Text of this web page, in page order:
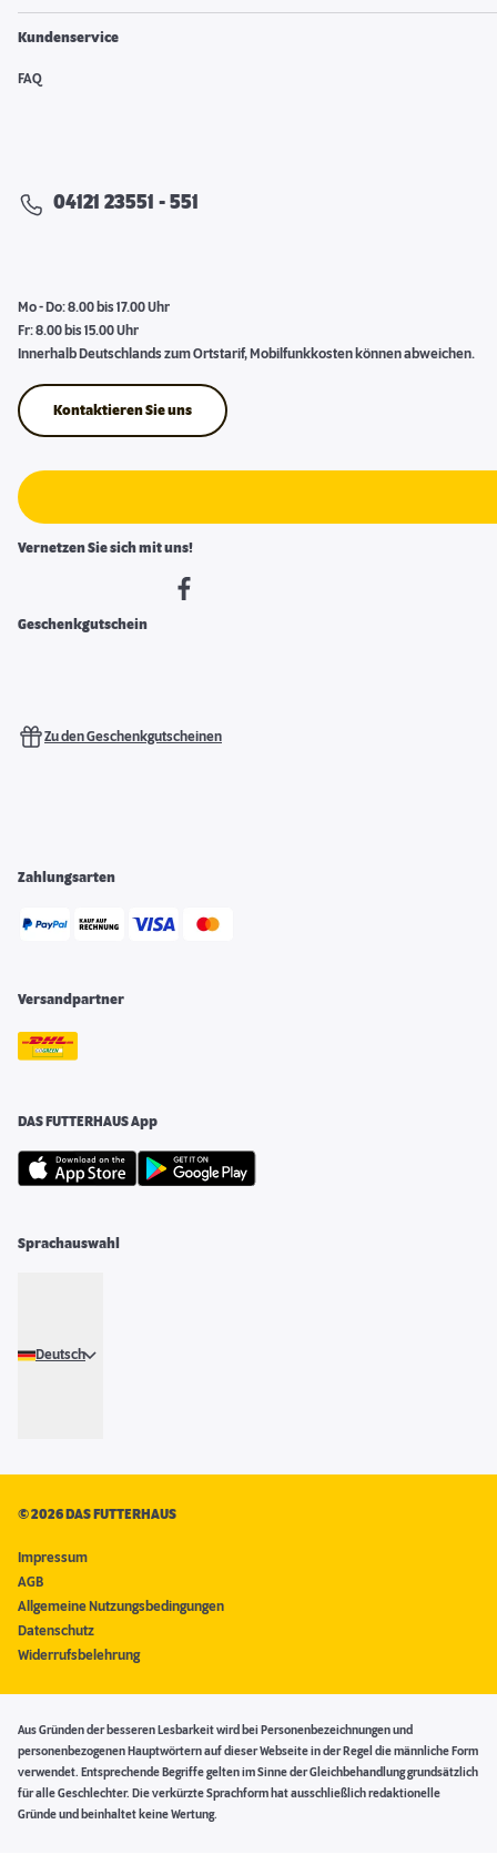
Kundenservice
FAQ
04121 23551 - 551
Mo - Do: 8.00 bis 17.00 Uhr
Fr: 8.00 bis 15.00 Uhr
Innerhalb Deutschlands zum Ortstarif, Mobilfunkkosten können abweichen.
Kontaktieren Sie uns
Vernetzen Sie sich mit uns!
Geschenkgutschein
Zu den Geschenkgutscheinen
Zahlungsarten
Versandpartner
DAS FUTTERHAUS App
Sprachauswahl
Deutsch
©2026 DAS FUTTERHAUS
Impressum
AGB
Allgemeine Nutzungsbedingungen
Datenschutz
Widerrufsbelehrung
Aus Gründen der besseren Lesbarkeit wird bei Personenbezeichnungen und
personenbezogenen Hauptwörtern auf dieser Webseite in der Regel die männliche Form
verwendet. Entsprechende Begriffe gelten im Sinne der Gleichbehandlung grundsätzlich
für alle Geschlechter. Die verkürzte Sprachform hat ausschließlich redaktionelle
Gründe und beinhaltet keine Wertung.